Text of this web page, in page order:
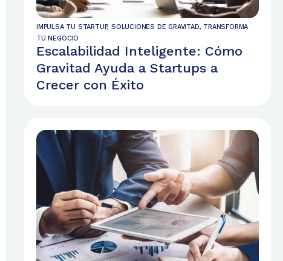
IMPULSA TU STARTUP,SOLUCIONES DE GRAVITAD, TRANSFORMA
TU NEGOCIO
Escalabilidad Inteligente: Cómo
Gravitad Ayuda a Startups a
Crecer con Éxito